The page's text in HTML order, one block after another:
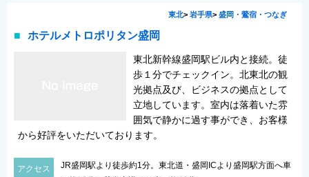
東北> 岩手県> 盛岡・鶯宿・つなぎ
ホテルメトロポリタン盛岡
東北新幹線盛岡駅ビル内と接続。徒
歩１分でチェックイン。北東北の観
光拠点及び、ビジネスの拠点として
立地しています。室内は落着いた雰
囲気で静かに過す事ができ、お客様
から好評をいただいております。
アクセス
JR盛岡駅より徒歩約1分。東北道・盛岡ICより盛岡駅方面へ車